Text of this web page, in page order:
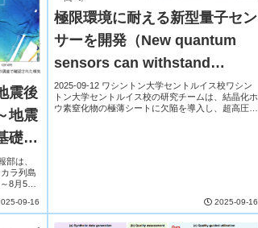
震後
地震
礎情
部は、
ラ列島
8月5日
09-16
極限環境に耐える新型量子セン
サーを開発（New quantum
sensors can withstand
extreme pressure）
2025-09-12 ワシントン大学セントルイス校ワシン
トン大学セントルイス校の研究チームは、結晶化ホ
ウ素窒化物の極薄シートに欠陥を導入し、超高圧下
2025-09-16